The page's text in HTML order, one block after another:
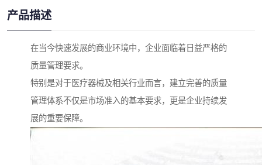
产品描述
在当今快速发展的商业环境中，企业面临着日益严格的
质量管理要求。
特别是对于医疗器械及相关行业而言，建立完善的质量
管理体系不仅是市场准入的基本要求，更是企业持续发
展的重要保障。